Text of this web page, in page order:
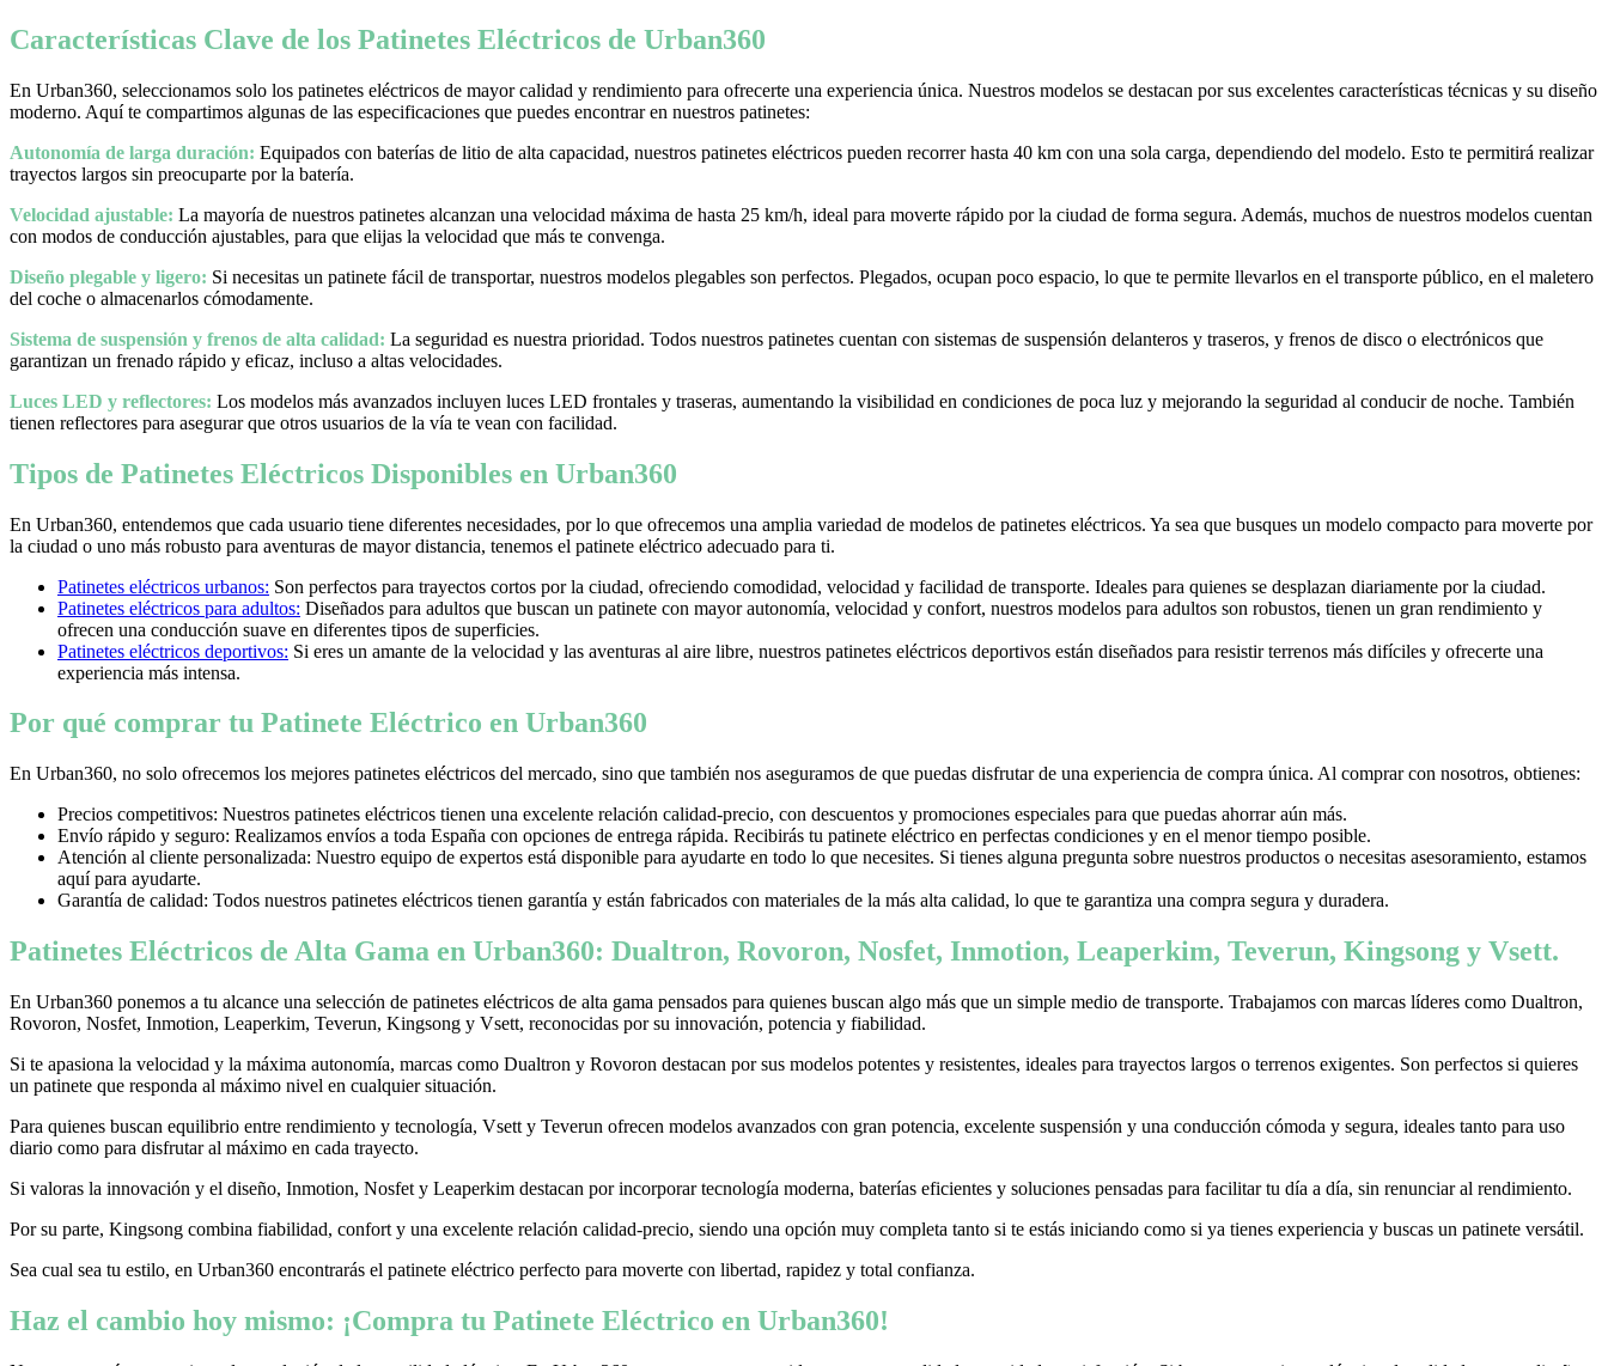
Características Clave de los Patinetes Eléctricos de Urban360
En Urban360, seleccionamos solo los patinetes eléctricos de mayor calidad y rendimiento para ofrecerte una experiencia única. Nuestros modelos se destacan por sus excelentes características técnicas y su diseño
moderno. Aquí te compartimos algunas de las especificaciones que puedes encontrar en nuestros patinetes:
Autonomía de larga duración: Equipados con baterías de litio de alta capacidad, nuestros patinetes eléctricos pueden recorrer hasta 40 km con una sola carga, dependiendo del modelo. Esto te permitirá realizar
trayectos largos sin preocuparte por la batería.
Velocidad ajustable: La mayoría de nuestros patinetes alcanzan una velocidad máxima de hasta 25 km/h, ideal para moverte rápido por la ciudad de forma segura. Además, muchos de nuestros modelos cuentan
con modos de conducción ajustables, para que elijas la velocidad que más te convenga.
Diseño plegable y ligero: Si necesitas un patinete fácil de transportar, nuestros modelos plegables son perfectos. Plegados, ocupan poco espacio, lo que te permite llevarlos en el transporte público, en el maletero
del coche o almacenarlos cómodamente.
Sistema de suspensión y frenos de alta calidad: La seguridad es nuestra prioridad. Todos nuestros patinetes cuentan con sistemas de suspensión delanteros y traseros, y frenos de disco o electrónicos que
garantizan un frenado rápido y eficaz, incluso a altas velocidades.
Luces LED y reflectores: Los modelos más avanzados incluyen luces LED frontales y traseras, aumentando la visibilidad en condiciones de poca luz y mejorando la seguridad al conducir de noche. También
tienen reflectores para asegurar que otros usuarios de la vía te vean con facilidad.
Tipos de Patinetes Eléctricos Disponibles en Urban360
En Urban360, entendemos que cada usuario tiene diferentes necesidades, por lo que ofrecemos una amplia variedad de modelos de patinetes eléctricos. Ya sea que busques un modelo compacto para moverte por
la ciudad o uno más robusto para aventuras de mayor distancia, tenemos el patinete eléctrico adecuado para ti.
Patinetes eléctricos urbanos: Son perfectos para trayectos cortos por la ciudad, ofreciendo comodidad, velocidad y facilidad de transporte. Ideales para quienes se desplazan diariamente por la ciudad.
Patinetes eléctricos para adultos: Diseñados para adultos que buscan un patinete con mayor autonomía, velocidad y confort, nuestros modelos para adultos son robustos, tienen un gran rendimiento y
ofrecen una conducción suave en diferentes tipos de superficies.
Patinetes eléctricos deportivos: Si eres un amante de la velocidad y las aventuras al aire libre, nuestros patinetes eléctricos deportivos están diseñados para resistir terrenos más difíciles y ofrecerte una
experiencia más intensa.
Por qué comprar tu Patinete Eléctrico en Urban360
En Urban360, no solo ofrecemos los mejores patinetes eléctricos del mercado, sino que también nos aseguramos de que puedas disfrutar de una experiencia de compra única. Al comprar con nosotros, obtienes:
Precios competitivos: Nuestros patinetes eléctricos tienen una excelente relación calidad-precio, con descuentos y promociones especiales para que puedas ahorrar aún más.
Envío rápido y seguro: Realizamos envíos a toda España con opciones de entrega rápida. Recibirás tu patinete eléctrico en perfectas condiciones y en el menor tiempo posible.
Atención al cliente personalizada: Nuestro equipo de expertos está disponible para ayudarte en todo lo que necesites. Si tienes alguna pregunta sobre nuestros productos o necesitas asesoramiento, estamos
aquí para ayudarte.
Garantía de calidad: Todos nuestros patinetes eléctricos tienen garantía y están fabricados con materiales de la más alta calidad, lo que te garantiza una compra segura y duradera.
Patinetes Eléctricos de Alta Gama en Urban360: Dualtron, Rovoron, Nosfet, Inmotion, Leaperkim, Teverun, Kingsong y Vsett.
En Urban360 ponemos a tu alcance una selección de patinetes eléctricos de alta gama pensados para quienes buscan algo más que un simple medio de transporte. Trabajamos con marcas líderes como Dualtron,
Rovoron, Nosfet, Inmotion, Leaperkim, Teverun, Kingsong y Vsett, reconocidas por su innovación, potencia y fiabilidad.
Si te apasiona la velocidad y la máxima autonomía, marcas como Dualtron y Rovoron destacan por sus modelos potentes y resistentes, ideales para trayectos largos o terrenos exigentes. Son perfectos si quieres
un patinete que responda al máximo nivel en cualquier situación.
Para quienes buscan equilibrio entre rendimiento y tecnología, Vsett y Teverun ofrecen modelos avanzados con gran potencia, excelente suspensión y una conducción cómoda y segura, ideales tanto para uso
diario como para disfrutar al máximo en cada trayecto.
Si valoras la innovación y el diseño, Inmotion, Nosfet y Leaperkim destacan por incorporar tecnología moderna, baterías eficientes y soluciones pensadas para facilitar tu día a día, sin renunciar al rendimiento.
Por su parte, Kingsong combina fiabilidad, confort y una excelente relación calidad-precio, siendo una opción muy completa tanto si te estás iniciando como si ya tienes experiencia y buscas un patinete versátil.
Sea cual sea tu estilo, en Urban360 encontrarás el patinete eléctrico perfecto para moverte con libertad, rapidez y total confianza.
Haz el cambio hoy mismo: ¡Compra tu Patinete Eléctrico en Urban360!